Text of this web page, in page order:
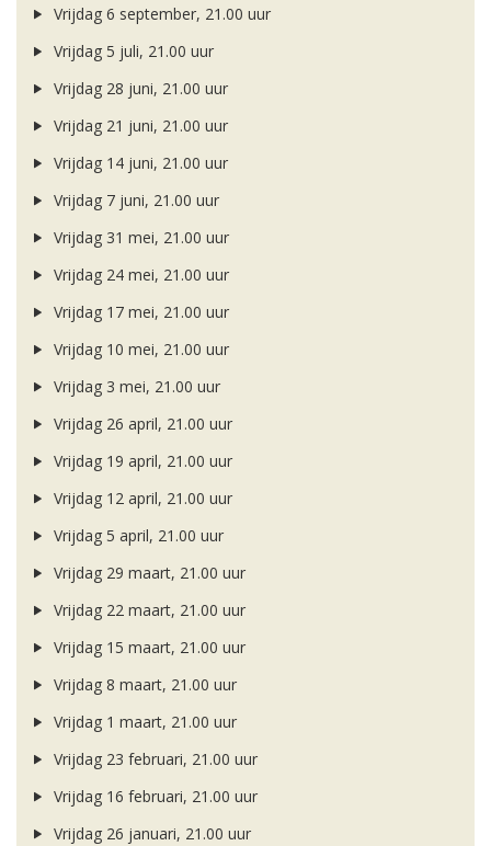
Vrijdag 6 september, 21.00 uur
Vrijdag 5 juli, 21.00 uur
Vrijdag 28 juni, 21.00 uur
Vrijdag 21 juni, 21.00 uur
Vrijdag 14 juni, 21.00 uur
Vrijdag 7 juni, 21.00 uur
Vrijdag 31 mei, 21.00 uur
Vrijdag 24 mei, 21.00 uur
Vrijdag 17 mei, 21.00 uur
Vrijdag 10 mei, 21.00 uur
Vrijdag 3 mei, 21.00 uur
Vrijdag 26 april, 21.00 uur
Vrijdag 19 april, 21.00 uur
Vrijdag 12 april, 21.00 uur
Vrijdag 5 april, 21.00 uur
Vrijdag 29 maart, 21.00 uur
Vrijdag 22 maart, 21.00 uur
Vrijdag 15 maart, 21.00 uur
Vrijdag 8 maart, 21.00 uur
Vrijdag 1 maart, 21.00 uur
Vrijdag 23 februari, 21.00 uur
Vrijdag 16 februari, 21.00 uur
Vrijdag 26 januari, 21.00 uur